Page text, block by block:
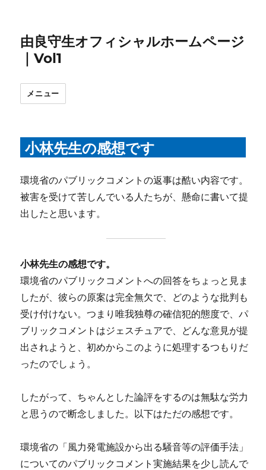
由良守生オフィシャルホームページ
｜Vol1
メニュー
小林先生の感想です
環境省のパブリックコメントの返事は酷い内容です。
被害を受けて苦しんでいる人たちが、懸命に書いて提
出したと思います。
小林先生の感想です。
環境省のパブリックコメントへの回答をちょっと見ま
したが、彼らの原案は完全無欠で、どのような批判も
受け付けない。つまり唯我独尊の確信犯的態度で、パ
ブリックコメントはジェスチュアで、どんな意見が提
出されようと、初めからこのように処理するつもりだ
ったのでしょう。
したがって、ちゃんとした論評をするのは無駄な労力
と思うので断念しました。以下はただの感想です。
環境省の「風力発電施設から出る騒音等の評価手法」
についてのパブリックコメント実施結果を少し読んで